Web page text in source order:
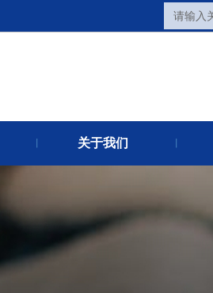
关于我们